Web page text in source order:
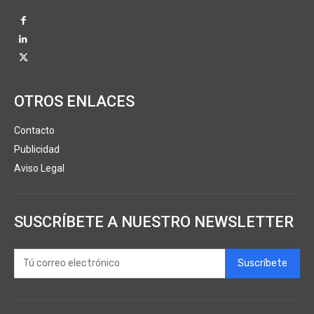
OTROS ENLACES
Contacto
Publicidad
Aviso Legal
SUSCRÍBETE A NUESTRO NEWSLETTER
Suscríbete